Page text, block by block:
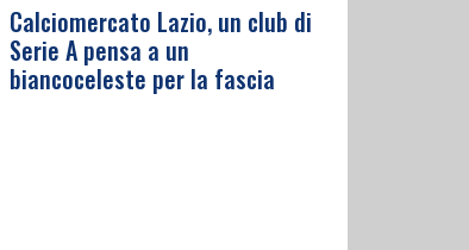
Calciomercato Lazio, un club di
Serie A pensa a un
biancoceleste per la fascia